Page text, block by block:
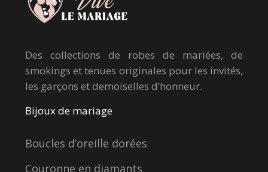
Des collections de robes de mariées, de
smokings et tenues originales pour les invités,
les garçons et demoiselles d’honneur.
Bijoux de mariage
Boucles d’oreille dorées
Couronne en diamants